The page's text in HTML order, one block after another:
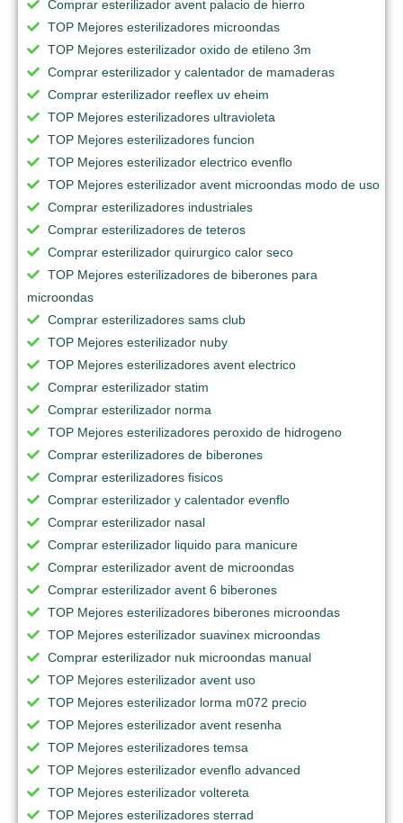
Comprar esterilizador avent palacio de hierro
TOP Mejores esterilizadores microondas
TOP Mejores esterilizador oxido de etileno 3m
Comprar esterilizador y calentador de mamaderas
Comprar esterilizador reeflex uv eheim
TOP Mejores esterilizadores ultravioleta
TOP Mejores esterilizadores funcion
TOP Mejores esterilizador electrico evenflo
TOP Mejores esterilizador avent microondas modo de uso
Comprar esterilizadores industriales
Comprar esterilizadores de teteros
Comprar esterilizador quirurgico calor seco
TOP Mejores esterilizadores de biberones para
microondas
Comprar esterilizadores sams club
TOP Mejores esterilizador nuby
TOP Mejores esterilizadores avent electrico
Comprar esterilizador statim
Comprar esterilizador norma
TOP Mejores esterilizadores peroxido de hidrogeno
Comprar esterilizadores de biberones
Comprar esterilizadores fisicos
Comprar esterilizador y calentador evenflo
Comprar esterilizador nasal
Comprar esterilizador liquido para manicure
Comprar esterilizador avent de microondas
Comprar esterilizador avent 6 biberones
TOP Mejores esterilizadores biberones microondas
TOP Mejores esterilizador suavinex microondas
Comprar esterilizador nuk microondas manual
TOP Mejores esterilizador avent uso
TOP Mejores esterilizador lorma m072 precio
TOP Mejores esterilizador avent resenha
TOP Mejores esterilizadores temsa
TOP Mejores esterilizador evenflo advanced
TOP Mejores esterilizador voltereta
TOP Mejores esterilizadores sterrad